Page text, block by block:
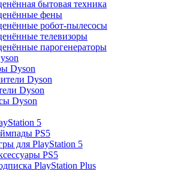
бытовая техника
фены
робот-пылесосы
телевизоры
парогенераторы
Dyson
Dyson
Dyson
Dyson
5
PS5
для PlayStation 5
PS5
PlayStation Plus